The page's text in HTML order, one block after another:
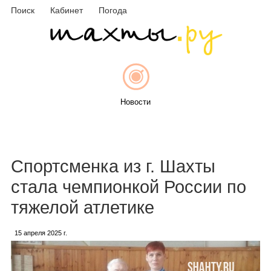
Поиск Кабинет Погода
Новости
Спортсменка из г. Шахты
стала чемпионкой России по
тяжелой атлетике
15 апреля 2025 г.